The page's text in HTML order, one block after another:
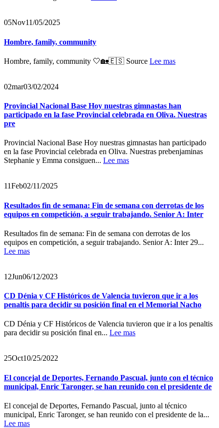
05Nov11/05/2025
Hombre, family, community
Hombre, family, community 🤍🏡🇪🇸 Source Lee mas
02mar03/02/2024
Provincial Nacional Base Hoy nuestras gimnastas han
participado en la fase Provincial celebrada en Oliva. Nuestras
pre
Provincial Nacional Base Hoy nuestras gimnastas han participado
en la fase Provincial celebrada en Oliva. Nuestras prebenjaminas
Stephanie y Emma consiguen... Lee mas
11Feb02/11/2025
Resultados fin de semana: Fin de semana con derrotas de los
equipos en competición, a seguir trabajando. Senior A: Inter
Resultados fin de semana: Fin de semana con derrotas de los
equipos en competición, a seguir trabajando. Senior A: Inter 29...
Lee mas
12Jun06/12/2023
CD Dénia y CF Históricos de Valencia tuvieron que ir a los
penaltis para decidir su posición final en el Memorial Nacho
CD Dénia y CF Históricos de Valencia tuvieron que ir a los penaltis
para decidir su posición final en... Lee mas
25Oct10/25/2022
El concejal de Deportes, Fernando Pascual, junto con el técnico
municipal, Enric Taronger, se han reunido con el presidente de
El concejal de Deportes, Fernando Pascual, junto al técnico
municipal, Enric Taronger, se han reunido con el presidente de la...
Lee mas